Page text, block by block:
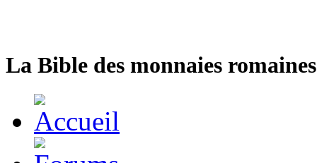
La Bible des monnaies